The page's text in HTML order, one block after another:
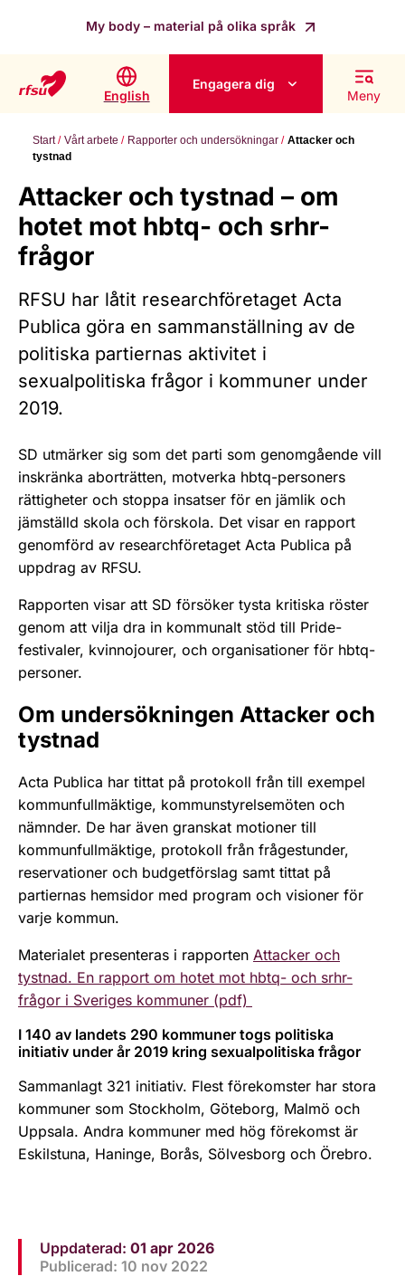
My body – material på olika språk
English
Engagera dig
Meny
Start Vårt arbete Rapporter och undersökningar
Attacker och
tystnad
Attacker och tystnad – om
hotet mot hbtq- och srhr-
frågor
RFSU har låtit researchföretaget Acta
Publica göra en sammanställning av de
politiska partiernas aktivitet i
sexualpolitiska frågor i kommuner under
2019.
SD utmärker sig som det parti som genomgående vill
inskränka aborträtten, motverka hbtq-personers
rättigheter och stoppa insatser för en jämlik och
jämställd skola och förskola. Det visar en rapport
genomförd av researchföretaget Acta Publica på
uppdrag av RFSU.
Rapporten visar att SD försöker tysta kritiska röster
genom att vilja dra in kommunalt stöd till Pride-
festivaler, kvinnojourer, och organisationer för hbtq-
personer.
Om undersökningen Attacker och
tystnad
Acta Publica har tittat på protokoll från till exempel
kommunfullmäktige, kommunstyrelsemöten och
nämnder. De har även granskat motioner till
kommunfullmäktige, protokoll från frågestunder,
reservationer och budgetförslag samt tittat på
partiernas hemsidor med program och visioner för
varje kommun.
Materialet presenteras i rapporten Attacker och
tystnad. En rapport om hotet mot hbtq- och srhr-
frågor i Sveriges kommuner (pdf)
I 140 av landets 290 kommuner togs politiska
initiativ under år 2019 kring sexualpolitiska frågor
Sammanlagt 321 initiativ. Flest förekomster har stora
kommuner som Stockholm, Göteborg, Malmö och
Uppsala. Andra kommuner med hög förekomst är
Eskilstuna, Haninge, Borås, Sölvesborg och Örebro.
Uppdaterad: 01 apr 2026
Publicerad: 10 nov 2022